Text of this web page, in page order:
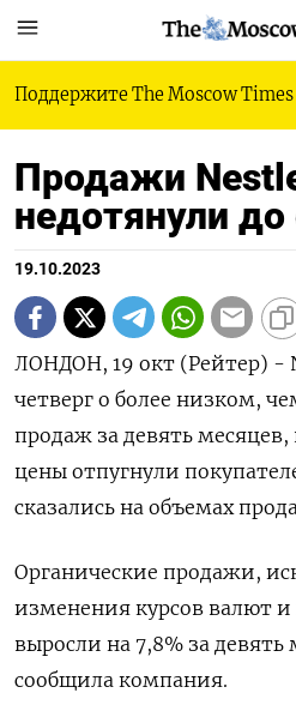
Поддержите The Moscow Times
Продажи
недотянули
19.10.2023
ЛОНДОН, 19 окт (Рейтер) -
четверг о более низком,
продаж за девять месяцев,
цены отпугнули
сказались на объемах
Органические продажи,
изменения курсов валют
выросли на 7,8% за девять
сообщила компания.